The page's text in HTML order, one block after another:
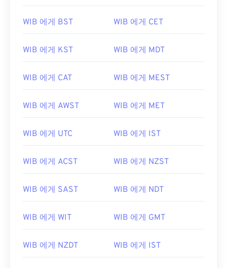
WIB 에게 BST WIB 에게 CET
WIB 에게 KST WIB 에게 MDT
WIB 에게 CAT WIB 에게 MEST
WIB 에게 AWST WIB 에게 MET
WIB 에게 UTC WIB 에게 IST
WIB 에게 ACST WIB 에게 NZST
WIB 에게 SAST WIB 에게 NDT
WIB 에게 WIT WIB 에게 GMT
WIB 에게 NZDT WIB 에게 IST